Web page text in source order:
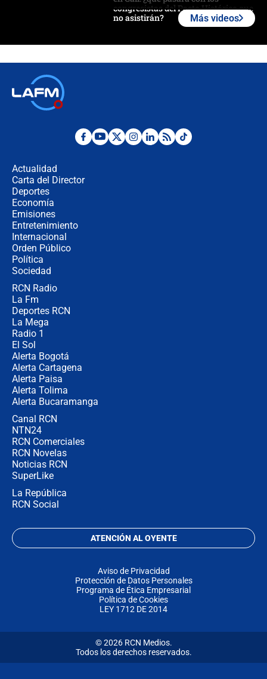
congresistas del Pacto Histórico que
no asistirán?
¿Por qué De la Espriella gobernará
Más videos
Actualidad
Carta del Director
Deportes
Economía
Emisiones
Entretenimiento
Internacional
Orden Público
Política
Sociedad
RCN Radio
La Fm
Deportes RCN
La Mega
Radio 1
El Sol
Alerta Bogotá
Alerta Cartagena
Alerta Paisa
Alerta Tolima
Alerta Bucaramanga
Canal RCN
NTN24
RCN Comerciales
RCN Novelas
Noticias RCN
SuperLike
La República
RCN Social
ATENCIÓN AL OYENTE
Aviso de Privacidad
Protección de Datos Personales
Programa de Ética Empresarial
Política de Cookies
LEY 1712 DE 2014
© 2026 RCN Medios.
Todos los derechos reservados.